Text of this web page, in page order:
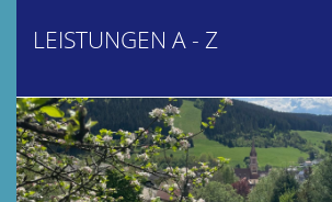
LEISTUNGEN A - Z